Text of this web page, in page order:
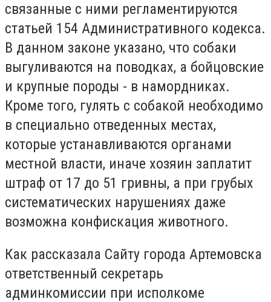
связанные с ними регламентируются
статьей 154 Административного кодекса.
В данном законе указано, что собаки
выгуливаются на поводках, а бойцовские
и крупные породы - в намордниках.
Кроме того, гулять с собакой необходимо
в специально отведенных местах,
которые устанавливаются органами
местной власти, иначе хозяин заплатит
штраф от 17 до 51 гривны, а при грубых
систематических нарушениях даже
возможна конфискация животного.
Как рассказала Сайту города Артемовска
ответственный секретарь
админкомиссии при исполкоме